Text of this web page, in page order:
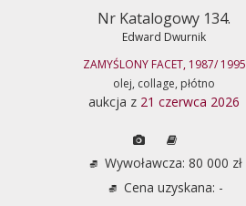
Nr Katalogowy 134.
Edward Dwurnik
ZAMYŚLONY FACET, 1987/ 1995
olej, collage, płótno
aukcja z 21 czerwca 2026
Wywoławcza: 80 000 zł
Cena uzyskana: -